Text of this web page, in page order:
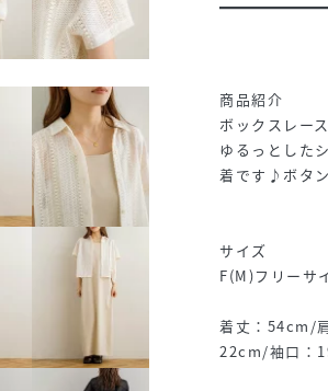
商品紹介
ボックスレー
ゆるっとした
着です♪ボタ
サイズ
F(M)フリーサ
着丈：54cm/
22cm/袖口：